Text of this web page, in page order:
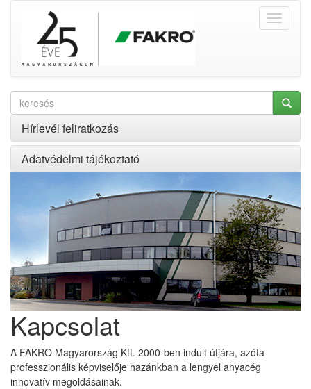
Hírlevél feliratkozás
Adatvédelmi tájékoztató
Kapcsolat
A FAKRO Magyarország Kft. 2000-ben indult útjára, azóta
professzionális képviselője hazánkban a lengyel anyacég
innovatív megoldásainak.